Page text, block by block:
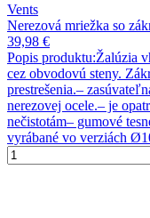
Vents
Nerezová mriežka so
39,98 €
Popis produktu:Žalúzia
cez obvodovú steny.
prestrešenia.–
nerezovej ocele.– je
nečistotám– gumové
vyrábané vo verziách